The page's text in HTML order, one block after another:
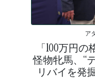
ア
「100万円
怪物牝馬、“
リバイを発